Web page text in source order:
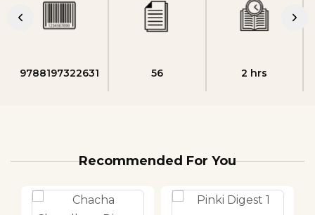
9788197322631 56 2 hrs
Recommended For You